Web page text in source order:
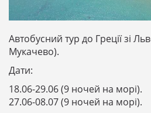
Автобусний тур до Греції зі
Мукачево).
Дати:
18.06-29.06 (9 ночей на морі).
27.06-08.07 (9 ночей на морі).